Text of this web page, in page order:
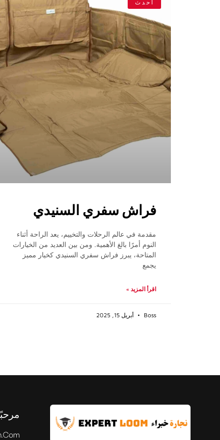
أحدث
فراش سفري السنيدي
مقدمة في عالم الرحلات والتخييم، يعد الراحة أثناء
النوم أمرًا بالغ الأهمية. ومن بين العديد من الخيارات
المتاحة، يبرز فراش سفري السنيدي كخيار مميز
يجمع
اقرأ المزيد »
Boss أبريل 15, 2025